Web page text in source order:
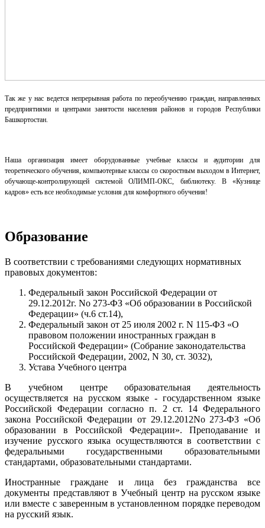
Так же у нас ведется непрерывная работа по переобучению граждан, направленных
предприятиями и центрами занятости населения районов и городов Республики
Башкортостан.
Наша организация имеет оборудованные учебные классы и аудитории для
теоретического обучения, компьютерные классы со скоростным выходом в Интернет,
обучающе-контролирующей системой ОЛИМП-ОКС, библиотеку. В «Кузнице
кадров» есть все необходимые условия для комфортного обучения!
Образование
В соответствии с требованиями следующих нормативных
правовых документов:
Федеральный закон Российской Федерации от
29.12.2012г. No 273-ФЗ «Об образовании в Российской
Федерации» (ч.6 ст.14),
Федеральный закон от 25 июля 2002 г. N 115-ФЗ «О
правовом положении иностранных граждан в
Российской Федерации» (Собрание законодательства
Российской Федерации, 2002, N 30, ст. 3032),
Устава Учебного центра
В учебном центре образовательная деятельность
осуществляется на русском языке - государственном языке
Российской Федерации согласно п. 2 ст. 14 Федерального
закона Российской Федерации от 29.12.2012No 273-ФЗ «Об
образовании в Российской Федерации». Преподавание и
изучение русского языка осуществляются в соответствии с
федеральными государственными образовательными
стандартами, образовательными стандартами.
Иностранные граждане и лица без гражданства все
документы представляют в Учебный центр на русском языке
или вместе с заверенным в установленном порядке переводом
на русский язык.